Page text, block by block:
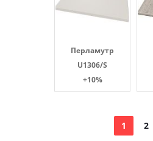
Перламутр
U1306/S
+10%
1 2